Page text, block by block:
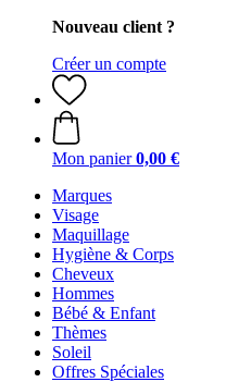
Nouveau client ?
Créer un compte
Mon panier 0,00 €
Marques
Visage
Maquillage
Hygiène & Corps
Cheveux
Hommes
Bébé & Enfant
Thèmes
Soleil
Offres Spéciales